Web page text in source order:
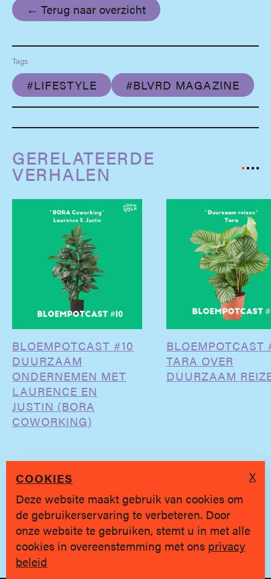
← Terug naar overzicht
Tags
#LIFESTYLE #BLVRD MAGAZINE
GERELATEERDE
VERHALEN
BLOEMPOTCAST #10
DUURZAAM
ONDERNEMEN MET
LAURENCE EN
JUSTIN (BORA
COWORKING)
BLOEMPOTCAST
TARA OVER
DUURZAAM
SINDS 2019 * BRUGGE
Privacy policy | hallo@jongvolk.be
COOKIES
Deze website maakt gebruik van cookies om
de gebruikerservaring te verbeteren. Door
onze website te gebruiken, stemt u in met alle
cookies in overeenstemming met ons privacy
beleid
X